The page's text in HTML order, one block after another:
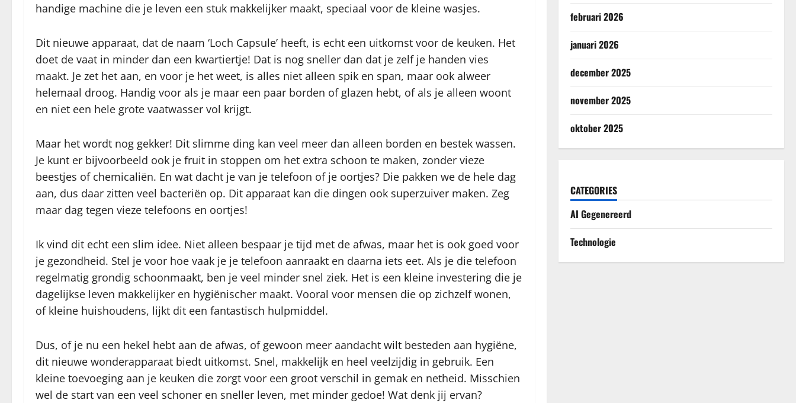
handige machine die je leven een stuk makkelijker maakt, speciaal voor de kleine wasjes.
Dit nieuwe apparaat, dat de naam ‘Loch Capsule’ heeft, is echt een uitkomst voor de keuken. Het
doet de vaat in minder dan een kwartiertje! Dat is nog sneller dan dat je zelf je handen vies
maakt. Je zet het aan, en voor je het weet, is alles niet alleen spik en span, maar ook alweer
helemaal droog. Handig voor als je maar een paar borden of glazen hebt, of als je alleen woont
en niet een hele grote vaatwasser vol krijgt.
Maar het wordt nog gekker! Dit slimme ding kan veel meer dan alleen borden en bestek wassen.
Je kunt er bijvoorbeeld ook je fruit in stoppen om het extra schoon te maken, zonder vieze
beestjes of chemicaliën. En wat dacht je van je telefoon of je oortjes? Die pakken we de hele dag
aan, dus daar zitten veel bacteriën op. Dit apparaat kan die dingen ook superzuiver maken. Zeg
maar dag tegen vieze telefoons en oortjes!
Ik vind dit echt een slim idee. Niet alleen bespaar je tijd met de afwas, maar het is ook goed voor
je gezondheid. Stel je voor hoe vaak je je telefoon aanraakt en daarna iets eet. Als je die telefoon
regelmatig grondig schoonmaakt, ben je veel minder snel ziek. Het is een kleine investering die je
dagelijkse leven makkelijker en hygiënischer maakt. Vooral voor mensen die op zichzelf wonen,
of kleine huishoudens, lijkt dit een fantastisch hulpmiddel.
Dus, of je nu een hekel hebt aan de afwas, of gewoon meer aandacht wilt besteden aan hygiëne,
dit nieuwe wonderapparaat biedt uitkomst. Snel, makkelijk en heel veelzijdig in gebruik. Een
kleine toevoeging aan je keuken die zorgt voor een groot verschil in gemak en netheid. Misschien
wel de start van een veel schoner en sneller leven, met minder gedoe! Wat denk jij ervan?
februari 2026
januari 2026
december 2025
november 2025
oktober 2025
CATEGORIES
AI Gegenereerd
Technologie